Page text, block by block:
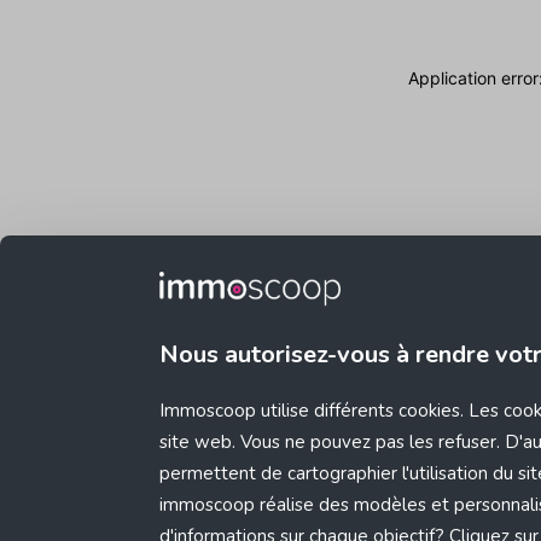
Nous autorisez-vous à rendre
Immoscoop utilise différents cookies. Les
site web. Vous ne pouvez pas les refuser.
permettent de cartographier l'utilisation du
immoscoop réalise des modèles et
d'informations sur chaque objectif? Cliquez
Application